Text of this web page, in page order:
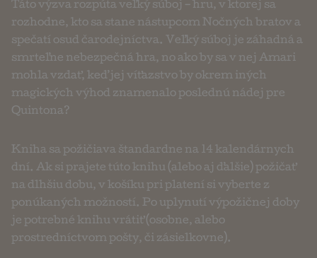
Táto výzva rozpúta veľký súboj – hru, v ktorej sa
rozhodne, kto sa stane nástupcom Nočných bratov a
spečatí osud čarodejníctva. Veľký súboj je záhadná a
smrteľne nebezpečná hra, no ako by sa v nej Amari
mohla vzdať, keď jej víťazstvo by okrem iných
magických výhod znamenalo poslednú nádej pre
Quintona?
Kniha sa požičiava štandardne na 14 kalendárnych
dní. Ak si prajete túto knihu (alebo aj ďalšie) požičať
na dlhšiu dobu, v košíku pri platení si vyberte z
ponúkaných možností. Po uplynutí výpožičnej doby
je potrebné knihu vrátiť (osobne, alebo
prostredníctvom pošty, či zásielkovne).